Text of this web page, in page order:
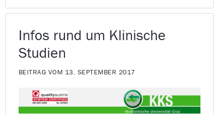
Infos rund um Klinische
Studien
BEITRAG VOM 13. SEPTEMBER 2017